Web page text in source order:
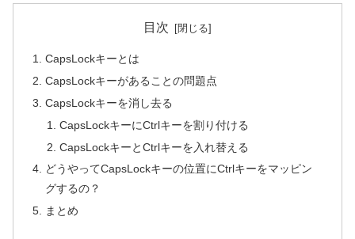
目次
CapsLockキーとは
CapsLockキーがあることの問題点
CapsLockキーを消し去る
CapsLockキーにCtrlキーを割り付ける
CapsLockキーとCtrlキーを入れ替える
どうやってCapsLockキーの位置にCtrlキーをマッピン
グするの？
まとめ